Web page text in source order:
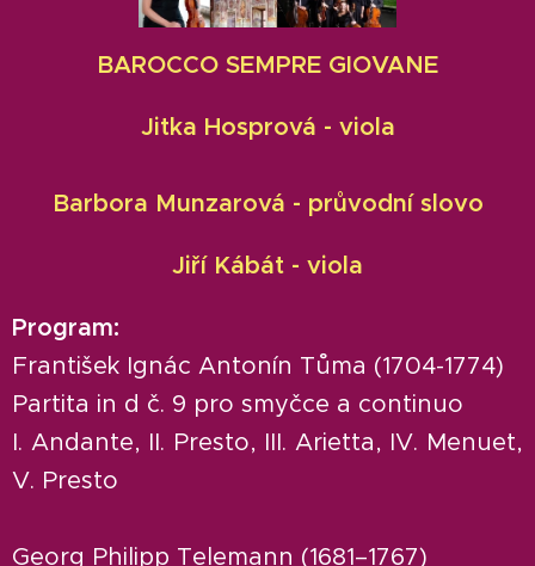
BAROCCO SEMPRE GIOVANE
Jitka Hosprová - viola
Barbora Munzarová - průvodní slovo
Jiří Kábát - viola
Program:
František Ignác Antonín Tůma (1704-1774)
Partita in d č. 9 pro smyčce a continuo
I. Andante, II. Presto, III. Arietta, IV. Menuet,
V. Presto
Georg Philipp Telemann (1681–1767)